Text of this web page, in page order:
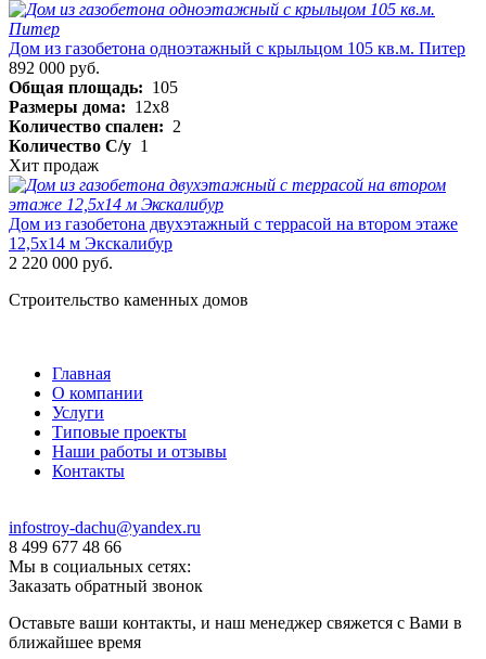
Дом из газобетона одноэтажный с крыльцом 105 кв.м. Питер
892 000 руб.
Общая площадь: 105
Размеры дома: 12х8
Количество спален: 2
Количество С/у 1
Хит продаж
Дом из газобетона двухэтажный с террасой на втором этаже
12,5х14 м Экскалибур
2 220 000 руб.
Строительство каменных домов
Главная
О компании
Услуги
Типовые проекты
Наши работы и отзывы
Контакты
infostroy-dachu@yandex.ru
8 499 677 48 66
Мы в социальных сетях:
Заказать обратный звонок
Оставьте ваши контакты, и наш менеджер свяжется с Вами в
ближайшее время